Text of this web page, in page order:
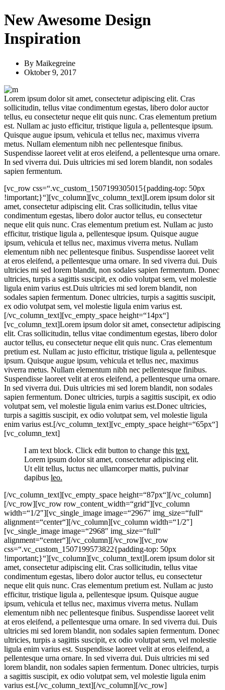
New Awesome Design
Inspiration
By Maikegreine
Oktober 9, 2017
Lorem ipsum dolor sit amet, consectetur adipiscing elit. Cras
sollicitudin, tellus vitae condimentum egestas, libero dolor auctor
tellus, eu consectetur neque elit quis nunc. Cras elementum pretium
est. Nullam ac justo efficitur, tristique ligula a, pellentesque ipsum.
Quisque augue ipsum, vehicula et tellus nec, maximus viverra
metus. Nullam elementum nibh nec pellentesque finibus.
Suspendisse laoreet velit at eros eleifend, a pellentesque urna ornare.
In sed viverra dui. Duis ultricies mi sed lorem blandit, non sodales
sapien fermentum.
[vc_row css=“.vc_custom_1507199305015{padding-top: 50px
!important;}“][vc_column][vc_column_text]Lorem ipsum dolor sit
amet, consectetur adipiscing elit. Cras sollicitudin, tellus vitae
condimentum egestas, libero dolor auctor tellus, eu consectetur
neque elit quis nunc. Cras elementum pretium est. Nullam ac justo
efficitur, tristique ligula a, pellentesque ipsum. Quisque augue
ipsum, vehicula et tellus nec, maximus viverra metus. Nullam
elementum nibh nec pellentesque finibus. Suspendisse laoreet velit
at eros eleifend, a pellentesque urna ornare. In sed viverra dui. Duis
ultricies mi sed lorem blandit, non sodales sapien fermentum. Donec
ultricies, turpis a sagittis suscipit, ex odio volutpat sem, vel molestie
ligula enim varius est.Duis ultricies mi sed lorem blandit, non
sodales sapien fermentum. Donec ultricies, turpis a sagittis suscipit,
ex odio volutpat sem, vel molestie ligula enim varius est.
[/vc_column_text][vc_empty_space height=“14px“]
[vc_column_text]Lorem ipsum dolor sit amet, consectetur adipiscing
elit. Cras sollicitudin, tellus vitae condimentum egestas, libero dolor
auctor tellus, eu consectetur neque elit quis nunc. Cras elementum
pretium est. Nullam ac justo efficitur, tristique ligula a, pellentesque
ipsum. Quisque augue ipsum, vehicula et tellus nec, maximus
viverra metus. Nullam elementum nibh nec pellentesque finibus.
Suspendisse laoreet velit at eros eleifend, a pellentesque urna ornare.
In sed viverra dui. Duis ultricies mi sed lorem blandit, non sodales
sapien fermentum. Donec ultricies, turpis a sagittis suscipit, ex odio
volutpat sem, vel molestie ligula enim varius est.Donec ultricies,
turpis a sagittis suscipit, ex odio volutpat sem, vel molestie ligula
enim varius est.[/vc_column_text][vc_empty_space height=“65px“]
[vc_column_text]
I am text block. Click edit button to change this text.
Lorem ipsum dolor sit amet, consectetur adipiscing elit.
Ut elit tellus, luctus nec ullamcorper mattis, pulvinar
dapibus leo.
[/vc_column_text][vc_empty_space height=“87px“][/vc_column]
[/vc_row][vc_row row_content_width=“grid“][vc_column
width=“1/2″][vc_single_image image=“2967″ img_size=“full“
alignment=“center“][/vc_column][vc_column width=“1/2″]
[vc_single_image image=“2968″ img_size=“full“
alignment=“center“][/vc_column][/vc_row][vc_row
css=“.vc_custom_1507199573822{padding-top: 50px
!important;}“][vc_column][vc_column_text]Lorem ipsum dolor sit
amet, consectetur adipiscing elit. Cras sollicitudin, tellus vitae
condimentum egestas, libero dolor auctor tellus, eu consectetur
neque elit quis nunc. Cras elementum pretium est. Nullam ac justo
efficitur, tristique ligula a, pellentesque ipsum. Quisque augue
ipsum, vehicula et tellus nec, maximus viverra metus. Nullam
elementum nibh nec pellentesque finibus. Suspendisse laoreet velit
at eros eleifend, a pellentesque urna ornare. In sed viverra dui. Duis
ultricies mi sed lorem blandit, non sodales sapien fermentum. Donec
ultricies, turpis a sagittis suscipit, ex odio volutpat sem, vel molestie
ligula enim varius est. Suspendisse laoreet velit at eros eleifend, a
pellentesque urna ornare. In sed viverra dui. Duis ultricies mi sed
lorem blandit, non sodales sapien fermentum. Donec ultricies, turpis
a sagittis suscipit, ex odio volutpat sem, vel molestie ligula enim
varius est.[/vc_column_text][/vc_column][/vc_row]